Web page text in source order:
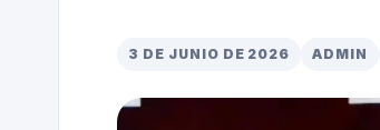
3 DE JUNIO DE 2026 ADMIN